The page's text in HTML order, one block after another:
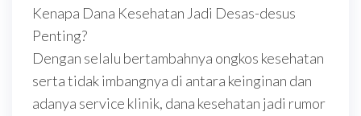
Kenapa Dana Kesehatan Jadi Desas-desus
Penting?
Dengan selalu bertambahnya ongkos kesehatan
serta tidak imbangnya di antara keinginan dan
adanya service klinik, dana kesehatan jadi rumor